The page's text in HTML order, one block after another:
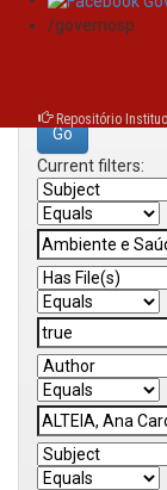
/governosp
Repositório
Search:
Current filters: